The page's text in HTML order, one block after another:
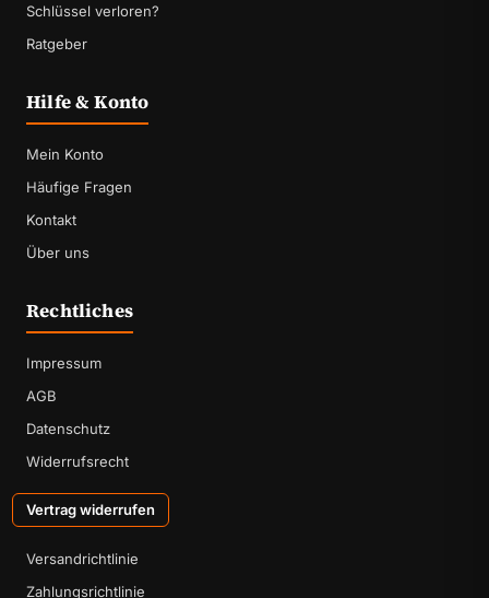
Schlüssel verloren?
Ratgeber
Hilfe & Konto
Mein Konto
Häufige Fragen
Kontakt
Über uns
Rechtliches
Impressum
AGB
Datenschutz
Widerrufsrecht
Vertrag widerrufen
Versandrichtlinie
Zahlungsrichtlinie